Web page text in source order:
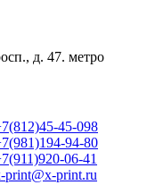
д. 47. метро
45-098
94-80
06-41
print@x-print.ru